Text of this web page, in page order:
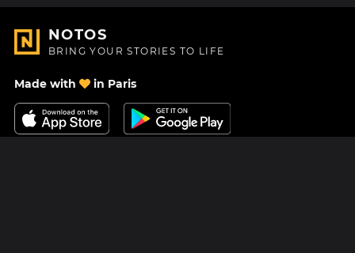
NOTOS
BRING YOUR STORIES TO LIFE
Made with in Paris